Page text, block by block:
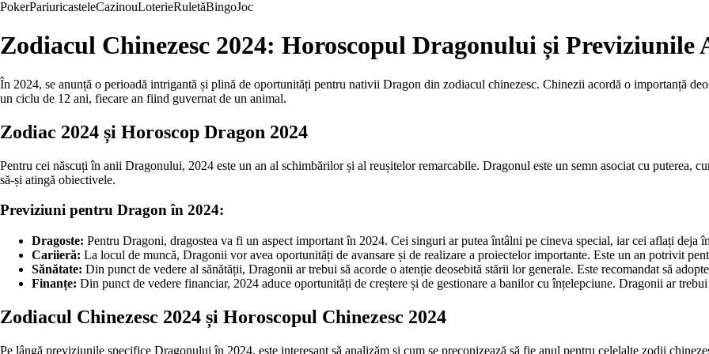
PokerPariuricasteleCazinouLoterieRuletăBingoJoc
Zodiacul Chinezesc 2024: Horoscopul Dragonului și Previziunile
În 2024, se anunță o perioadă intrigantă și plină de oportunități pentru nativii Dragon din zodiacul chinezesc. Chinezii acordă o importanță
un ciclu de 12 ani, fiecare an fiind guvernat de un animal.
Zodiac 2024 și Horoscop Dragon 2024
Pentru cei născuți în anii Dragonului, 2024 este un an al schimbărilor și al reușitelor remarcabile. Dragonul este un semn asociat cu puterea,
să-și atingă obiectivele.
Previziuni pentru Dragon în 2024:
Dragoste: Pentru Dragoni, dragostea va fi un aspect important în 2024. Cei singuri ar putea întâlni pe cineva special, iar cei aflați deja
Cariieră: La locul de muncă, Dragonii vor avea oportunități de avansare și de realizare a proiectelor importante. Este un an potrivit
Sănătate: Din punct de vedere al sănătății, Dragonii ar trebui să acorde o atenție deosebită stării lor generale. Este recomandat să
Finanțe: Din punct de vedere financiar, 2024 aduce oportunități de creștere și de gestionare a banilor cu înțelepciune. Dragonii ar
Zodiacul Chinezesc 2024 și Horoscopul Chinezesc 2024
Pe lângă previziunile specifice Dragonului în 2024, este interesant să analizăm și cum se preconizează să fie anul pentru celelalte zodii